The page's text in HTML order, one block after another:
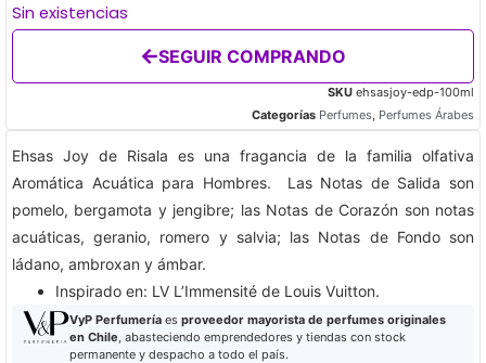
Sin existencias
SEGUIR COMPRANDO
SKU ehsasjoy-edp-100ml
Categorías Perfumes, Perfumes Árabes
Ehsas Joy de Risala es una fragancia de la familia olfativa
Aromática Acuática para Hombres. Las Notas de Salida son
pomelo, bergamota y jengibre; las Notas de Corazón son notas
acuáticas, geranio, romero y salvia; las Notas de Fondo son
ládano, ambroxan y ámbar.
​Inspirado en: LV L’Immensité de Louis Vuitton.
VyP Perfumeríaes proveedor mayorista de perfumes originales
en Chile, abasteciendo emprendedores y tiendas con stock
permanente y despacho a todo el país.